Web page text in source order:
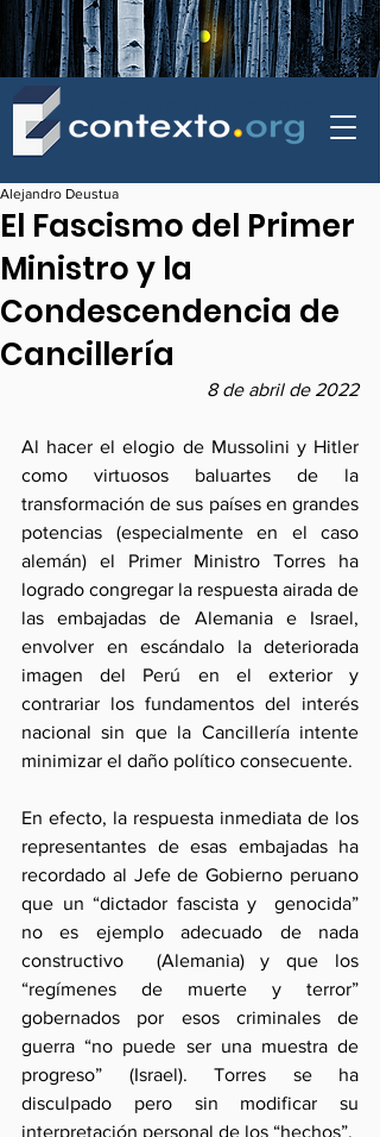
El Fascismo del Primer
Ministro y la
Condescendencia de
Cancillería
Alejandro Deustua
8 de abril de 2022
Al hacer el elogio de Mussolini y Hitler
como virtuosos baluartes de la
transformación de sus países en grandes
potencias (especialmente en el caso
alemán) el Primer Ministro Torres ha
logrado congregar la respuesta airada de
las embajadas de Alemania e Israel,
envolver en escándalo la deteriorada
imagen del Perú en el exterior y
contrariar los fundamentos del interés
nacional sin que la Cancillería intente
minimizar el daño político consecuente.
En efecto, la respuesta inmediata de los
representantes de esas embajadas ha
recordado al Jefe de Gobierno peruano
que un “dictador fascista y  genocida”
no es ejemplo adecuado de nada
constructivo  (Alemania) y que los
“regímenes de muerte y terror”
gobernados por esos criminales de
guerra “no puede ser una muestra de
progreso” (Israel). Torres se ha
disculpado pero sin modificar su
interpretación personal de los “hechos”.